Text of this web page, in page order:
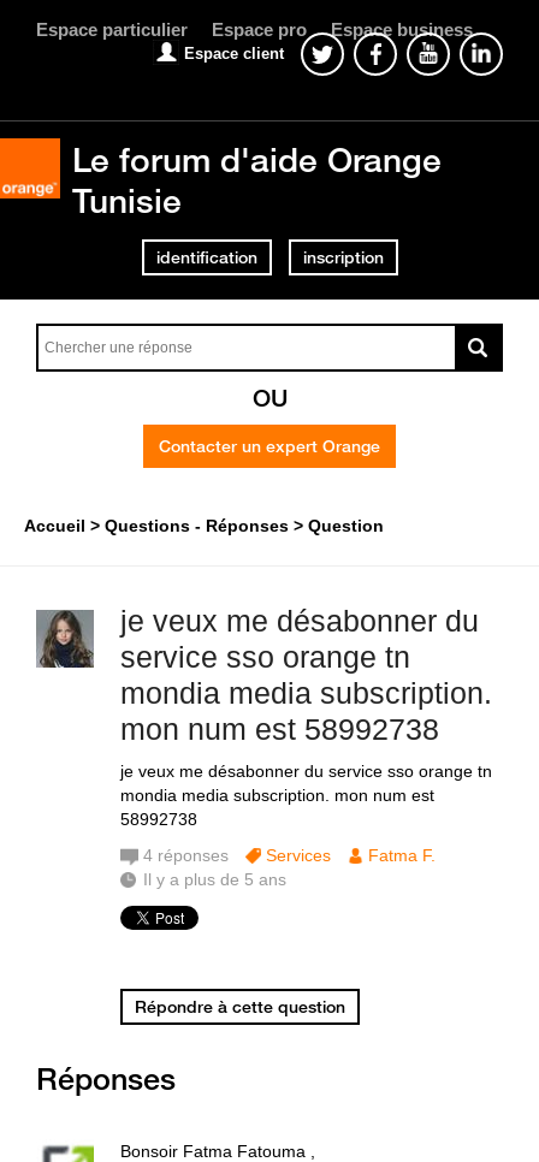
Espace particulier Espace pro Espace business
Espace client
Le forum d'aide Orange
Tunisie
identification inscription
OU
Contacter un expert Orange
Accueil Questions - Réponses Question
je veux me désabonner du
service sso orange tn
mondia media subscription.
mon num est 58992738
je veux me désabonner du service sso orange tn
mondia media subscription. mon num est
58992738
4 réponses Services
Fatma F.
Il y a plus de 5 ans
Répondre à cette question
Réponses
Bonsoir Fatma Fatouma ,